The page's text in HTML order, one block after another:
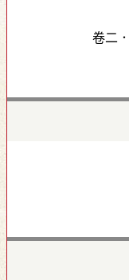
卷二